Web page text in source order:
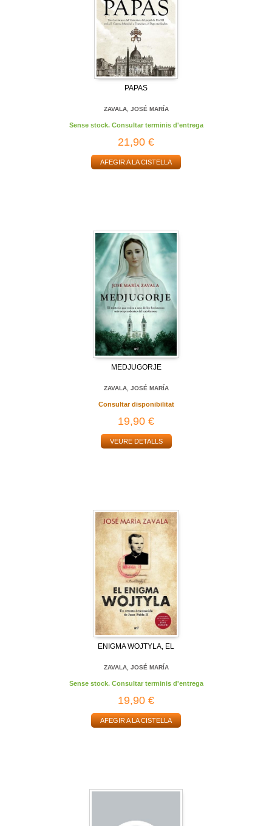
PAPAS
ZAVALA, JOSÉ MARÍA
Sense stock. Consultar terminis d'entrega
21,90 €
AFEGIR A LA CISTELLA
MEDJUGORJE
ZAVALA, JOSÉ MARÍA
Consultar disponibilitat
19,90 €
VEURE DETALLS
ENIGMA WOJTYLA, EL
ZAVALA, JOSÉ MARÍA
Sense stock. Consultar terminis d'entrega
19,90 €
AFEGIR A LA CISTELLA